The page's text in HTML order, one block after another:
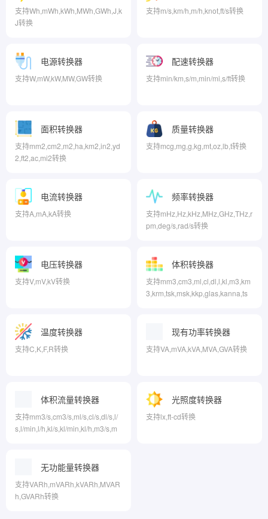
支持Wh,mWh,kWh,MWh,GWh,J,k
J转换
支持m/s,km/h,m/h,knot,ft/s转换
电源转换器
支持W,mW,kW,MW,GW转换
配速转换器
支持min/km,s/m,min/mi,s/ft转换
面积转换器
支持mm2,cm2,m2,ha,km2,in2,yd
2,ft2,ac,mi2转换
质量转换器
支持mcg,mg,g,kg,mt,oz,lb,t转换
电流转换器
支持A,mA,kA转换
频率转换器
支持mHz,Hz,kHz,MHz,GHz,THz,r
pm,deg/s,rad/s转换
电压转换器
支持V,mV,kV转换
体积转换器
支持mm3,cm3,ml,cl,dl,l,kl,m3,km
3,krm,tsk,msk,kkp,glas,kanna,ts
温度转换器
支持C,K,F,R转换
现有功率转换器
支持VA,mVA,kVA,MVA,GVA转换
体积流量转换器
支持mm3/s,cm3/s,ml/s,cl/s,dl/s,l/
s,l/min,l/h,kl/s,kl/min,kl/h,m3/s,m
oz/h,cup/s,pnt/s,pnt/min,pnt/h,qt/
t3/h,yd3/s,yd3/min,yd3/h转换
光照度转换器
支持lx,ft-cd转换
无功能量转换器
支持VARh,mVARh,kVARh,MVAR
h,GVARh转换